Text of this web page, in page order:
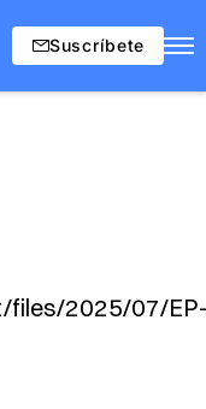
Suscríbete
files/2025/07/EP-